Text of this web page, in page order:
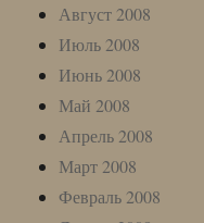
Август 2008
Июль 2008
Июнь 2008
Май 2008
Апрель 2008
Март 2008
Февраль 2008